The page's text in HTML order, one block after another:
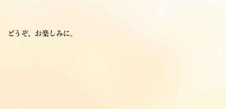
どうぞ、お楽しみに。